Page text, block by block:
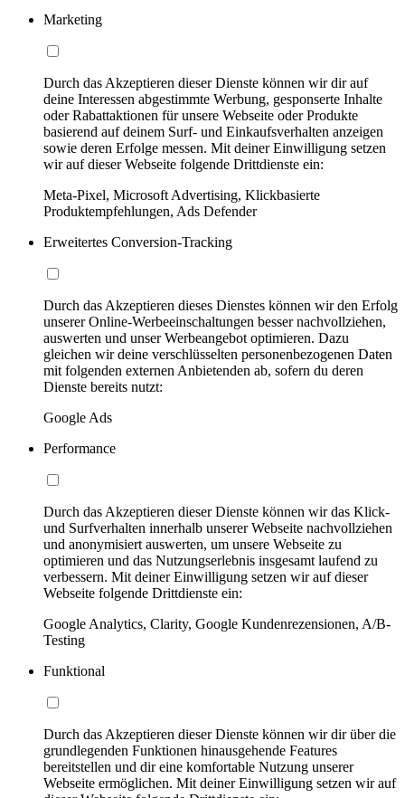
Marketing
Durch das Akzeptieren dieser Dienste können wir dir auf
deine Interessen abgestimmte Werbung, gesponserte Inhalte
oder Rabattaktionen für unsere Webseite oder Produkte
basierend auf deinem Surf- und Einkaufsverhalten anzeigen
sowie deren Erfolge messen. Mit deiner Einwilligung setzen
wir auf dieser Webseite folgende Drittdienste ein:
Meta-Pixel, Microsoft Advertising, Klickbasierte
Produktempfehlungen, Ads Defender
Erweitertes Conversion-Tracking
Durch das Akzeptieren dieses Dienstes können wir den Erfolg
unserer Online-Werbeeinschaltungen besser nachvollziehen,
auswerten und unser Werbeangebot optimieren. Dazu
gleichen wir deine verschlüsselten personenbezogenen Daten
mit folgenden externen Anbietenden ab, sofern du deren
Dienste bereits nutzt:
Google Ads
Performance
Durch das Akzeptieren dieser Dienste können wir das Klick-
und Surfverhalten innerhalb unserer Webseite nachvollziehen
und anonymisiert auswerten, um unsere Webseite zu
optimieren und das Nutzungserlebnis insgesamt laufend zu
verbessern. Mit deiner Einwilligung setzen wir auf dieser
Webseite folgende Drittdienste ein:
Google Analytics, Clarity, Google Kundenrezensionen, A/B-
Testing
Funktional
Durch das Akzeptieren dieser Dienste können wir dir über die
grundlegenden Funktionen hinausgehende Features
bereitstellen und dir eine komfortable Nutzung unserer
Webseite ermöglichen. Mit deiner Einwilligung setzen wir auf